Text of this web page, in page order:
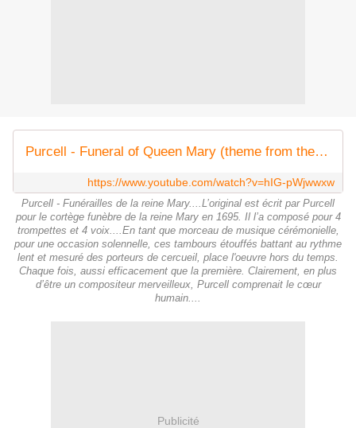
Purcell - Funeral of Queen Mary (theme from the movie Clockwork Orange)
https://www.youtube.com/watch?v=hIG-pWjwwxw
Purcell - Funérailles de la reine Mary....L’original est écrit par Purcell
pour le cortège funèbre de la reine Mary en 1695. Il l’a composé pour 4
trompettes et 4 voix....En tant que morceau de musique cérémonielle,
pour une occasion solennelle, ces tambours étouffés battant au rythme
lent et mesuré des porteurs de cercueil, place l'oeuvre hors du temps.
Chaque fois, aussi efficacement que la première. Clairement, en plus
d’être un compositeur merveilleux, Purcell comprenait le cœur
humain....
Publicité